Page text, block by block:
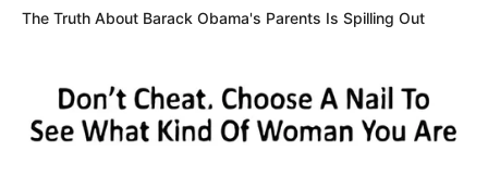
The Truth About Barack Obama's Parents Is Spilling Out